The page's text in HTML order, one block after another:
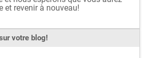
et revenir à nouveau!
votre blog!